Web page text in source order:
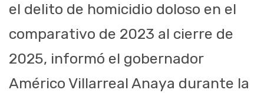
el delito de homicidio doloso en el
comparativo de 2023 al cierre de
2025, informó el gobernador
Américo Villarreal Anaya durante la